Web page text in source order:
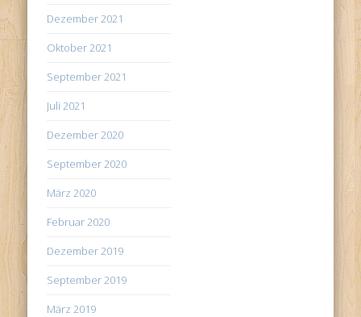
Dezember 2021
Oktober 2021
September 2021
Juli 2021
Dezember 2020
September 2020
März 2020
Februar 2020
Dezember 2019
September 2019
März 2019